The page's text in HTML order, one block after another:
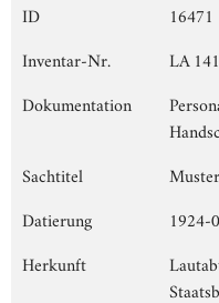
ID
16471
Inventar-Nr.
LA
Dokumentation
Sachtitel
Datierung
1924-
Herkunft